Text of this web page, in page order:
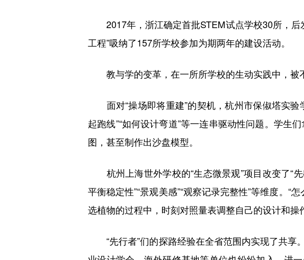
2017年，浙江确定首批STEM试点学校30所，后
工程”吸纳了157所学校参加为期两年的建设活动。
教与学的变革，在一所所学校的生动实践中，被
面对“操场即将重建”的契机，杭州市保俶塔实验
起跑线”“如何设计弯道”等一连串驱动性问题。学生
图，甚至制作出沙盘模型。
杭州上海世外学校的“生态微景观”项目改变了“
平衡稳定性”“景观美感”“观察记录完整性”等维度。“
选植物的过程中，时刻对照量表调整自己的设计和操
“先行者”们的探路经验在全省范围内实现了共享